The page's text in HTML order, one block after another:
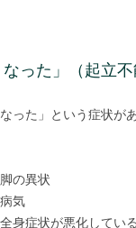
った」（起立
った」という症状が
の異状
気
身症状が悪化している